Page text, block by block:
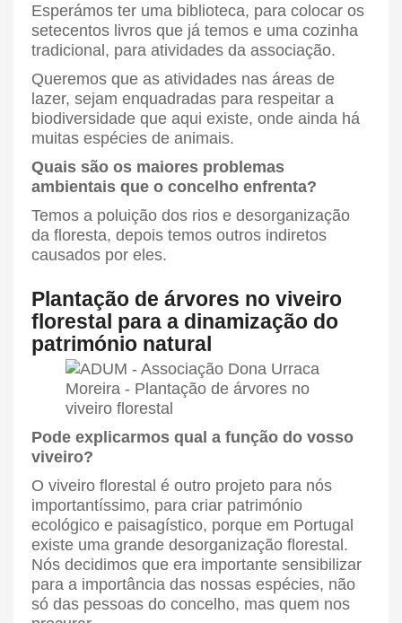
Esperámos ter uma biblioteca, para colocar os
setecentos livros que já temos e uma cozinha
tradicional, para atividades da associação.
Queremos que as atividades nas áreas de
lazer, sejam enquadradas para respeitar a
biodiversidade que aqui existe, onde ainda há
muitas espécies de animais.
Quais são os maiores problemas
ambientais que o concelho enfrenta?
Temos a poluição dos rios e desorganização
da floresta, depois temos outros indiretos
causados por eles.
Plantação de árvores no viveiro
florestal para a dinamização do
património natural
Pode explicarmos qual a função do vosso
viveiro?
O viveiro florestal é outro projeto para nós
importantíssimo, para criar património
ecológico e paisagístico, porque em Portugal
existe uma grande desorganização florestal.
Nós decidimos que era importante sensibilizar
para a importância das nossas espécies, não
só das pessoas do concelho, mas quem nos